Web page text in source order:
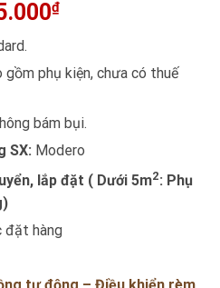
₫
phụ kiện, chưa có thuế
bám bụi.
SX: Modero
lắp đặt ( Dưới 5m2: Phụ
đặt hàng